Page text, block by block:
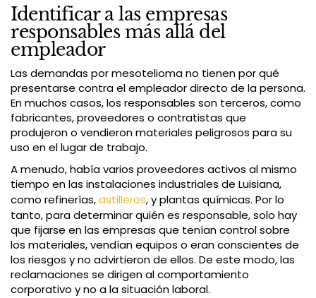
Identificar a las empresas
responsables más allá del
empleador
Las demandas por mesotelioma no tienen por qué
presentarse contra el empleador directo de la persona.
En muchos casos, los responsables son terceros, como
fabricantes, proveedores o contratistas que
produjeron o vendieron materiales peligrosos para su
uso en el lugar de trabajo.
A menudo, había varios proveedores activos al mismo
tiempo en las instalaciones industriales de Luisiana,
como refinerías,astilleros, y plantas químicas. Por lo
tanto, para determinar quién es responsable, solo hay
que fijarse en las empresas que tenían control sobre
los materiales, vendían equipos o eran conscientes de
los riesgos y no advirtieron de ellos. De este modo, las
reclamaciones se dirigen al comportamiento
corporativo y no a la situación laboral.